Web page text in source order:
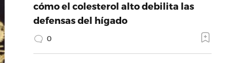
cómo el colesterol alto debilita las
defensas del hígado
0